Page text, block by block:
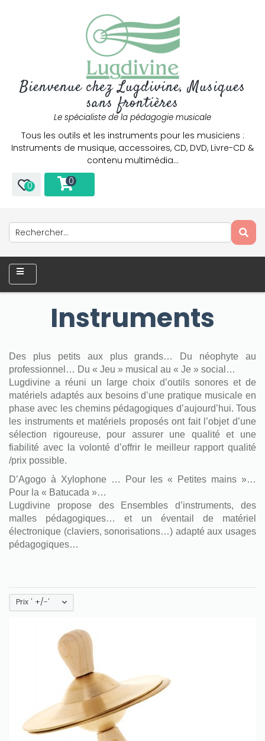
Bienvenue chez Lugdivine, Musiques
sans frontières
Le spécialiste de la pédagogie musicale
Tous les outils et les instruments pour les musiciens :
Instruments de musique, accessoires, CD, DVD, Livre-CD &
contenu multimédia…
0 0
Instruments
Des plus petits aux plus grands… Du néophyte au
professionnel… Du « Jeu » musical au « Je » social…
Lugdivine a réuni un large choix d’outils sonores et de
matériels adaptés aux besoins d’une pratique musicale en
phase avec les chemins pédagogiques d’aujourd’hui. Tous
les instruments et matériels proposés ont fait l’objet d’une
sélection rigoureuse, pour assurer une qualité et une
fiabilité avec la volonté d’offrir le meilleur rapport qualité
/prix possible.
D’Agogo à Xylophone … Pour les « Petites mains »…
Pour la « Batucada »…
Lugdivine propose des Ensembles d’instruments, des
malles pédagogiques… et un éventail de matériel
électronique (claviers, sonorisations…) adapté aux usages
pédagogiques…
Prix ' +/-'